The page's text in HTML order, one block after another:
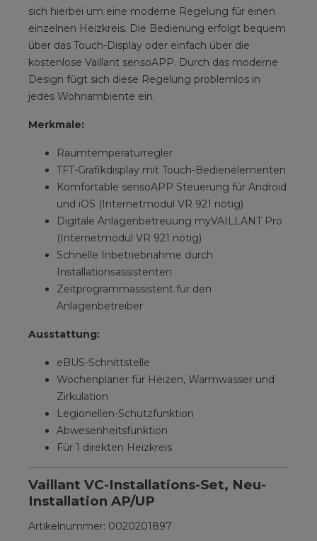
sich hierbei um eine moderne Regelung für einen
einzelnen Heizkreis. Die Bedienung erfolgt bequem
über das Touch-Display oder einfach über die
kostenlose Vaillant sensoAPP. Durch das moderne
Design fügt sich diese Regelung problemlos in
jedes Wohnambiente ein.
Merkmale:
Raumtemperaturregler
TFT-Grafikdisplay mit Touch-Bedienelementen
Komfortable sensoAPP Steuerung für Android
und iOS (Internetmodul VR 921 nötig)
Digitale Anlagenbetreuung myVAILLANT Pro
(Internetmodul VR 921 nötig)
Schnelle Inbetriebnahme durch
Installationsassistenten
Zeitprogrammassistent für den
Anlagenbetreiber
Ausstattung:
eBUS-Schnittstelle
Wochenplaner für Heizen, Warmwasser und
Zirkulation
Legionellen-Schutzfunktion
Abwesenheitsfunktion
Für 1 direkten Heizkreis
Vaillant VC-Installations-Set, Neu-
Installation AP/UP
Artikelnummer: 0020201897